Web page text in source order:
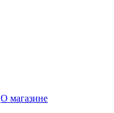
О магазине